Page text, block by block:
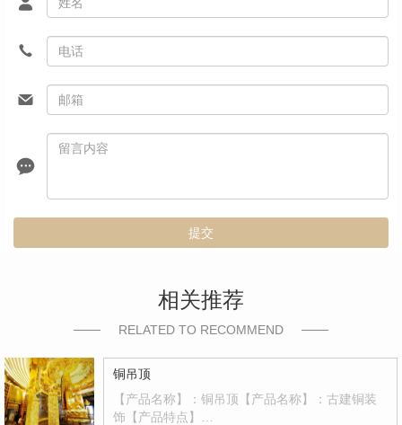
提交
相关推荐
RELATED TO RECOMMEND
铜吊顶
【产品名称】：铜吊顶【产品名称】：古建铜装
饰【产品特点】…